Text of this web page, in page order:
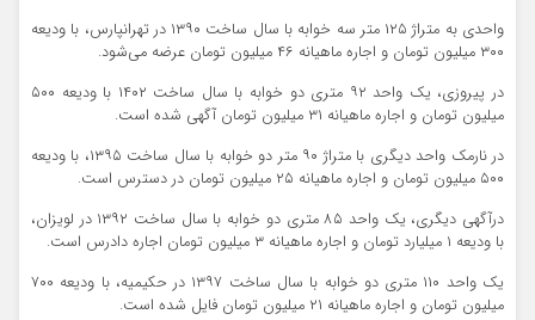
واحدی به متراژ ۱۲۵ متر سه خوابه با سال ساخت ۱۳۹۰ در تهرانپارس، با ودیعه
۳۰۰ میلیون تومان و اجاره ماهیانه ۴۶ میلیون تومان عرضه می‌شود.
در پیروزی، یک واحد ۹۲ متری دو خوابه با سال ساخت ۱۴۰۲ با ودیعه ۵۰۰
میلیون تومان و اجاره ماهیانه ۳۱ میلیون تومان آگهی شده است.
در نارمک واحد دیگری با متراژ ۹۰ متر دو خوابه با سال ساخت ۱۳۹۵، با ودیعه
۵۰۰ میلیون تومان و اجاره ماهیانه ۲۵ میلیون تومان در دسترس است.
درآگهی دیگری، یک واحد ۸۵ متری دو خوابه با سال ساخت ۱۳۹۲ در لویزان،
با ودیعه ۱ میلیارد تومان و اجاره ماهیانه ۳ میلیون تومان اجاره دادرس است.
یک واحد ۱۱۰ متری دو خوابه با سال ساخت ۱۳۹۷ در حکیمیه، با ودیعه ۷۰۰
میلیون تومان و اجاره ماهیانه ۲۱ میلیون تومان فایل شده است.